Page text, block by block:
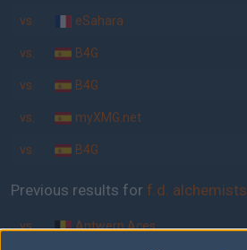
vs. eSahara
vs. B4G
vs. B4G
vs. myXMG.net
vs. B4G
Previous results for f.d. alchemists
vs. Antwerp Aces